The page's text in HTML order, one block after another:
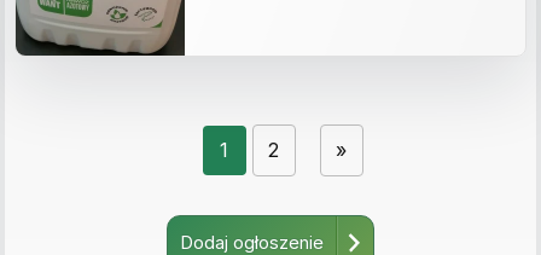
1 2 »
Dodaj ogłoszenie